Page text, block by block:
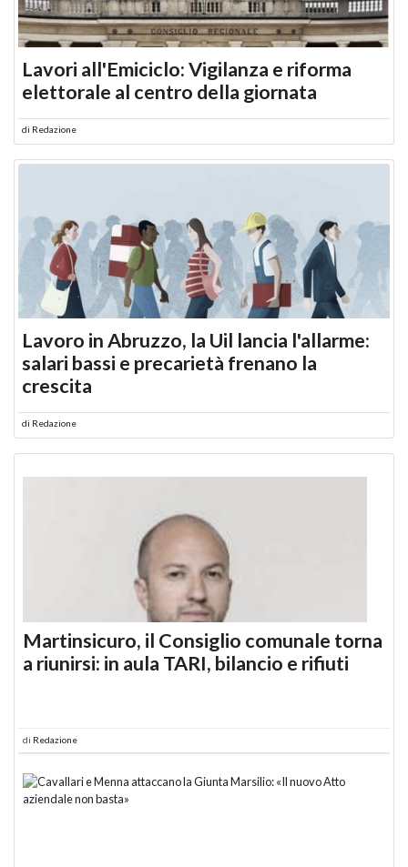
Lavori all'Emiciclo: Vigilanza e riforma
elettorale al centro della giornata
di Redazione
Lavoro in Abruzzo, la Uil lancia l'allarme:
salari bassi e precarietà frenano la
crescita
di Redazione
Martinsicuro, il Consiglio comunale torna
a riunirsi: in aula TARI, bilancio e rifiuti
di Redazione